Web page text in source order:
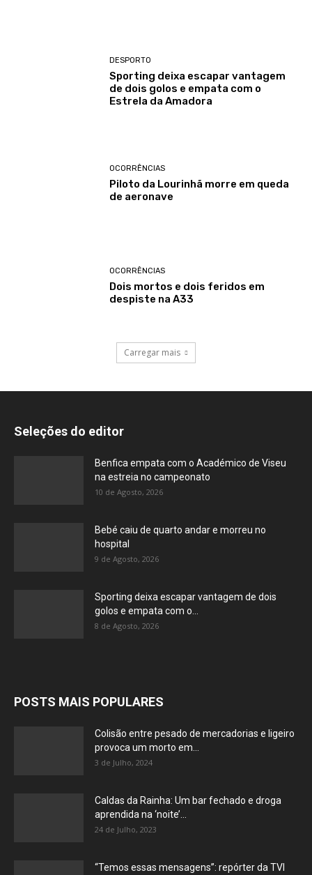
DESPORTO
Sporting deixa escapar vantagem
de dois golos e empata com o
Estrela da Amadora
OCORRÊNCIAS
Piloto da Lourinhã morre em queda
de aeronave
OCORRÊNCIAS
Dois mortos e dois feridos em
despiste na A33
Carregar mais
Seleções do editor
Benfica empata com o Académico de Viseu
na estreia no campeonato
10 de Agosto, 2026
Bebé caiu de quarto andar e morreu no
hospital
9 de Agosto, 2026
Sporting deixa escapar vantagem de dois
golos e empata com o...
8 de Agosto, 2026
POSTS MAIS POPULARES
Colisão entre pesado de mercadorias e ligeiro
provoca um morto em...
3 de Julho, 2024
Caldas da Rainha: Um bar fechado e droga
aprendida na ‘noite’...
24 de Julho, 2023
“Temos essas mensagens”: repórter da TVI